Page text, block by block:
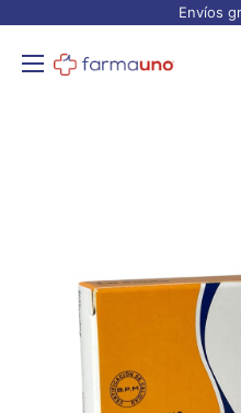
Envíos